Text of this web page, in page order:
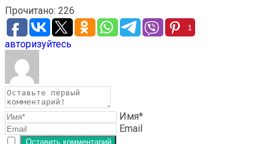
Прочитано: 226
1
авторизуйтесь
Имя*
Email